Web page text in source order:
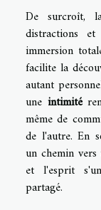
De surcroît,
distractions et
immersion
facilite la
autant
une intimité
même de
de l'autre. En
un chemin
et l'esprit
partagé.